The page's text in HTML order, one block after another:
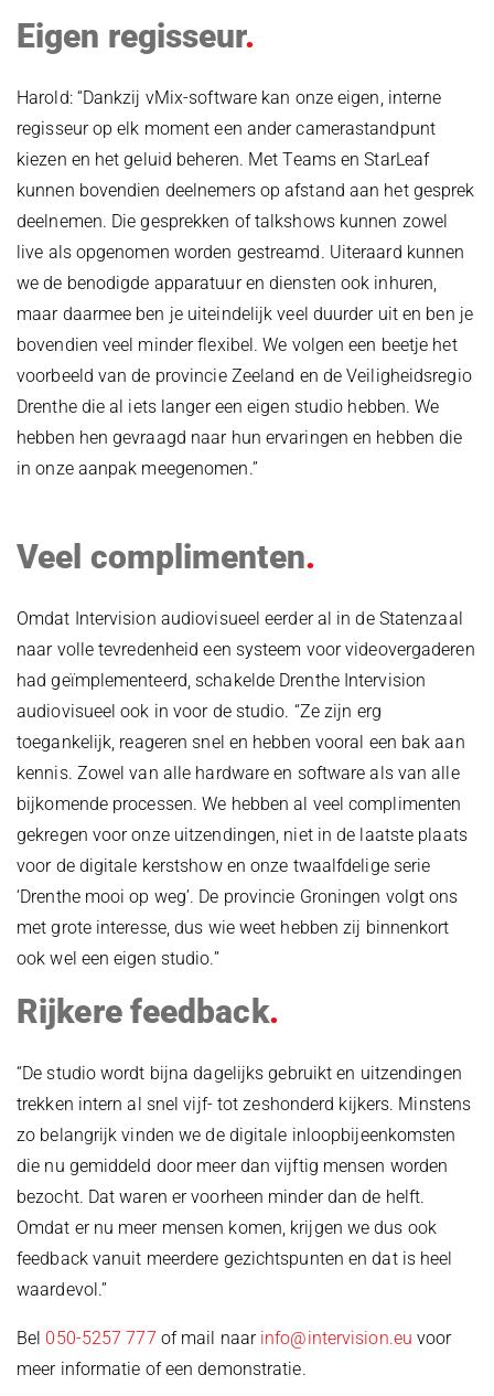
Eigen regisseur
Harold: “Dankzij vMix-software kan onze eigen, interne
regisseur op elk moment een ander camerastandpunt
kiezen en het geluid beheren. Met Teams en StarLeaf
kunnen bovendien deelnemers op afstand aan het gesprek
deelnemen. Die gesprekken of talkshows kunnen zowel
live als opgenomen worden gestreamd. Uiteraard kunnen
we de benodigde apparatuur en diensten ook inhuren,
maar daarmee ben je uiteindelijk veel duurder uit en ben je
bovendien veel minder flexibel. We volgen een beetje het
voorbeeld van de provincie Zeeland en de Veiligheidsregio
Drenthe die al iets langer een eigen studio hebben. We
hebben hen gevraagd naar hun ervaringen en hebben die
in onze aanpak meegenomen.”
Veel complimenten
Omdat Intervision audiovisueel eerder al in de Statenzaal
naar volle tevredenheid een systeem voor videovergaderen
had geïmplementeerd, schakelde Drenthe Intervision
audiovisueel ook in voor de studio. “Ze zijn erg
toegankelijk, reageren snel en hebben vooral een bak aan
kennis. Zowel van alle hardware en software als van alle
bijkomende processen. We hebben al veel complimenten
gekregen voor onze uitzendingen, niet in de laatste plaats
voor de digitale kerstshow en onze twaalfdelige serie
‘Drenthe mooi op weg’. De provincie Groningen volgt ons
met grote interesse, dus wie weet hebben zij binnenkort
ook wel een eigen studio.”
Rijkere feedback
“De studio wordt bijna dagelijks gebruikt en uitzendingen
trekken intern al snel vijf- tot zeshonderd kijkers. Minstens
zo belangrijk vinden we de digitale inloopbijeenkomsten
die nu gemiddeld door meer dan vijftig mensen worden
bezocht. Dat waren er voorheen minder dan de helft.
Omdat er nu meer mensen komen, krijgen we dus ook
feedback vanuit meerdere gezichtspunten en dat is heel
waardevol.”
Bel 050-5257 777 of mail naar info@intervision.eu voor
meer informatie of een demonstratie.